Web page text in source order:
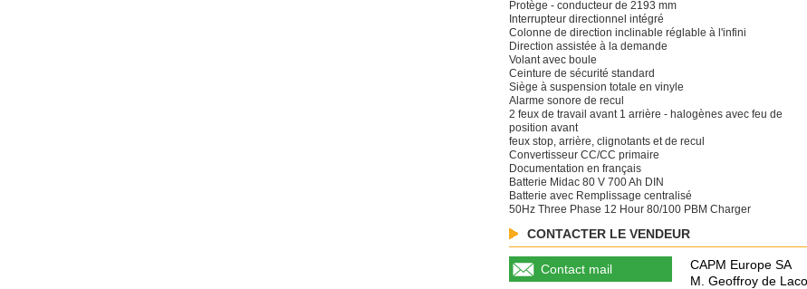
Protège - conducteur de 2193 mm
Interrupteur directionnel intégré
Colonne de direction inclinable réglable à l'infini
Direction assistée à la demande
Volant avec boule
Ceinture de sécurité standard
Siège à suspension totale en vinyle
Alarme sonore de recul
2 feux de travail avant 1 arrière - halogènes avec feu de
position avant
feux stop, arrière, clignotants et de recul
Convertisseur CC/CC primaire
Documentation en français
Batterie Midac 80 V 700 Ah DIN
Batterie avec Remplissage centralisé
50Hz Three Phase 12 Hour 80/100 PBM Charger
CONTACTER LE VENDEUR
Contact mail
CAPM Europe SA
M. Geoffroy de